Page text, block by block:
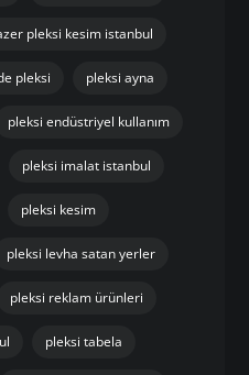
pleksi kesim istanbul
pleksi pleksi ayna
pleksi endüstriyel kullanım
pleksi imalat istanbul
pleksi kesim
pleksi levha satan yerler
pleksi reklam ürünleri
pleksi tabela